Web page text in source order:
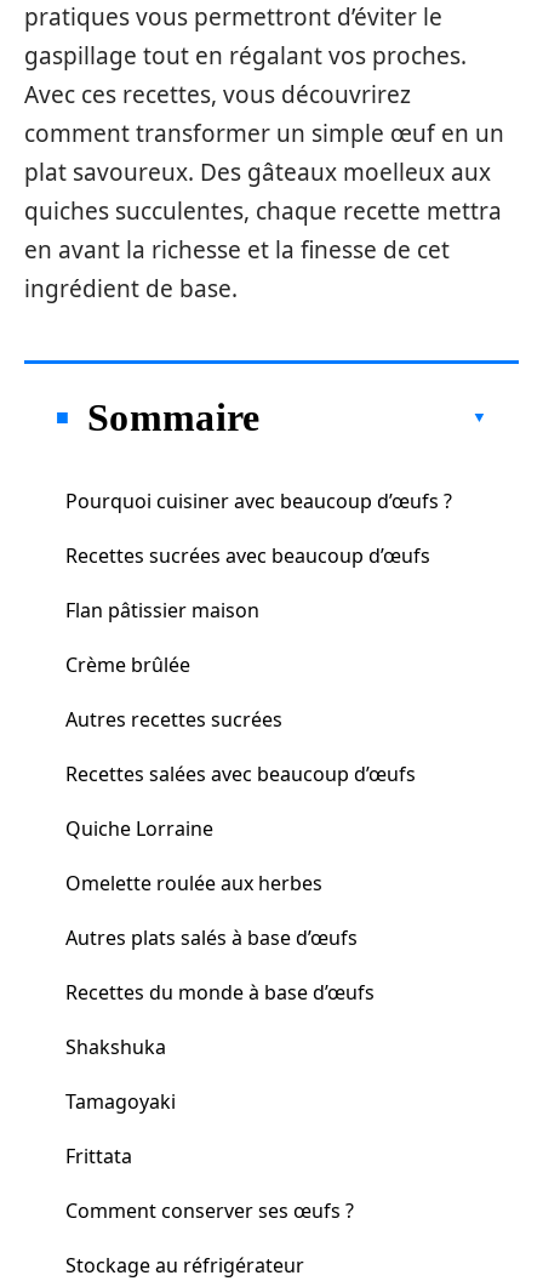
pratiques vous permettront d’éviter le
gaspillage tout en régalant vos proches.
Avec ces recettes, vous découvrirez
comment transformer un simple œuf en un
plat savoureux. Des gâteaux moelleux aux
quiches succulentes, chaque recette mettra
en avant la richesse et la finesse de cet
ingrédient de base.
Sommaire
Pourquoi cuisiner avec beaucoup d’œufs ?
Recettes sucrées avec beaucoup d’œufs
Flan pâtissier maison
Crème brûlée
Autres recettes sucrées
Recettes salées avec beaucoup d’œufs
Quiche Lorraine
Omelette roulée aux herbes
Autres plats salés à base d’œufs
Recettes du monde à base d’œufs
Shakshuka
Tamagoyaki
Frittata
Comment conserver ses œufs ?
Stockage au réfrigérateur